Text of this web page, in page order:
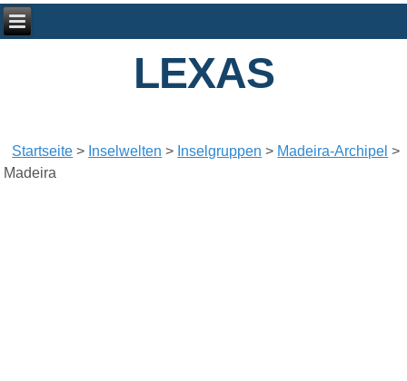
LEXAS
Startseite > Inselwelten > Inselgruppen > Madeira-Archipel >
Madeira